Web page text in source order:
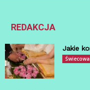
REDAKCJA
Jakie